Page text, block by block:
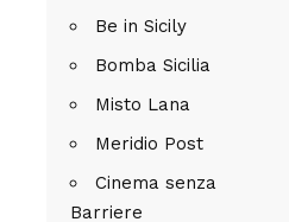
Be in Sicily
Bomba Sicilia
Misto Lana
Meridio Post
Cinema senza
Barriere